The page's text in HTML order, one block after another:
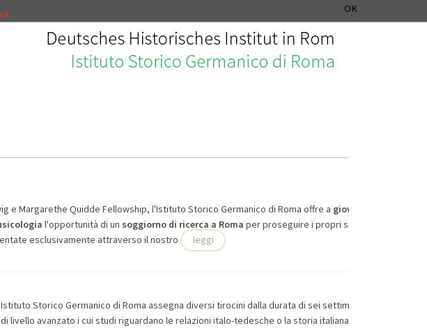
OK
e Margarethe Quidde Fellowship, l'Istituto Storico Germanico di Roma offre a giovani studiose e
l'opportunità di un soggiorno di ricerca a Roma per proseguire i propri studi scientifici.
esclusivamente attraverso il nostro
leggi
Storico Germanico di Roma assegna diversi tirocini dalla durata di sei settimane a studenti/
livello avanzato i cui studi riguardano le relazioni italo-tedesche o la storia italiana.